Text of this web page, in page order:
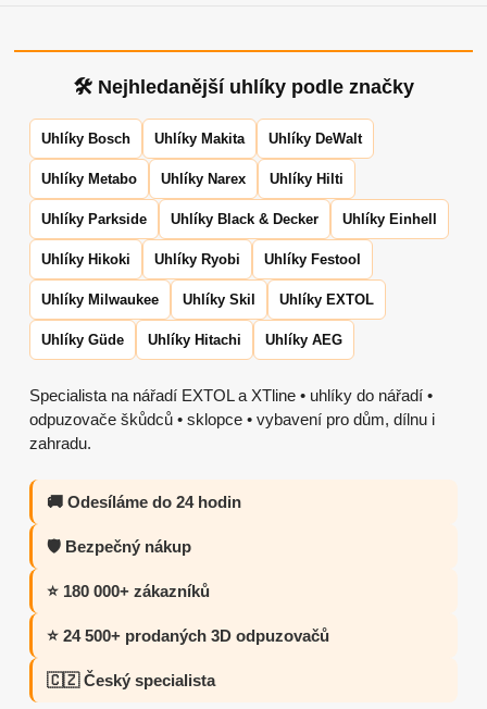
🛠 Nejhledanější uhlíky podle značky
Uhlíky Bosch Uhlíky Makita Uhlíky DeWalt
Uhlíky Metabo Uhlíky Narex Uhlíky Hilti
Uhlíky Parkside Uhlíky Black & Decker Uhlíky Einhell
Uhlíky Hikoki Uhlíky Ryobi Uhlíky Festool
Uhlíky Milwaukee Uhlíky Skil Uhlíky EXTOL
Uhlíky Güde Uhlíky Hitachi Uhlíky AEG
Specialista na nářadí EXTOL a XTline • uhlíky do nářadí •
odpuzovače škůdců • sklopce • vybavení pro dům, dílnu i
zahradu.
🚚 Odesíláme do 24 hodin
🛡️ Bezpečný nákup
⭐ 180 000+ zákazníků
⭐ 24 500+ prodaných 3D odpuzovačů
🇨🇿 Český specialista